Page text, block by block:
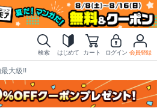
検索 はじめて カート ログイン 会員登録
大級!!